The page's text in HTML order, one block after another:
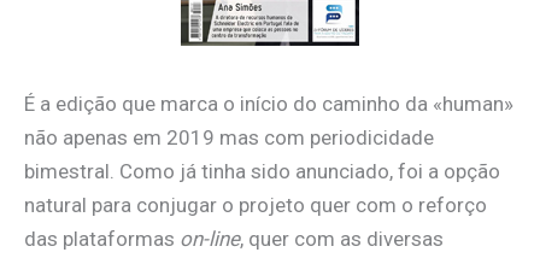
É a edição que marca o início do caminho da «human»
não apenas em 2019 mas com periodicidade
bimestral. Como já tinha sido anunciado, foi a opção
natural para conjugar o projeto quer com o reforço
das plataformas on-line, quer com as diversas